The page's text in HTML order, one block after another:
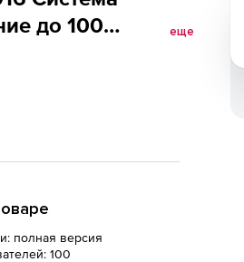
до 100
еще
полная версия
100